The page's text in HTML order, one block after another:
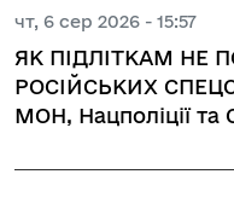
чт, 6 сер 2026 - 15:57
ЯК ПІДЛІТКАМ НЕ
РОСІЙСЬКИХ
МОН, Нацполіції та